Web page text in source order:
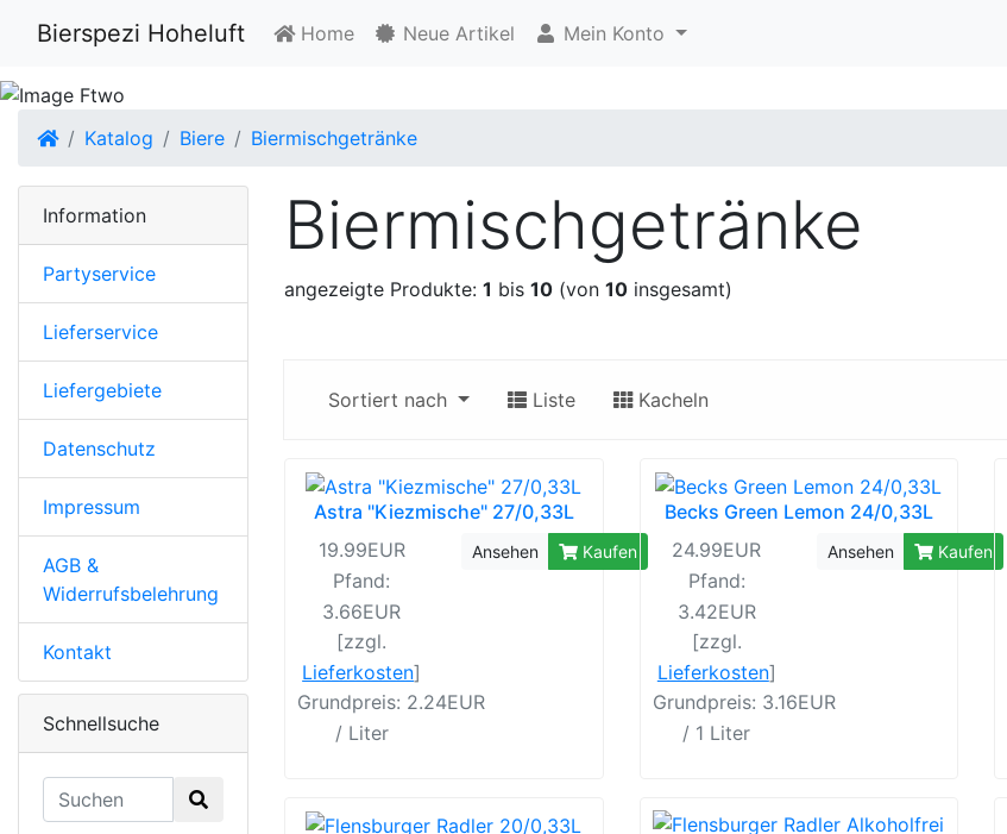
Bierspezi Hoheluft Home Neue Artikel Mein Konto
Startseite
Katalog Biere Biermischgetränke
Biermischgetränke
angezeigte Produkte: 1 bis 10 (von 10 insgesamt)
Sortiert nach Liste Kacheln
Astra "Kiezmische" 27/0,33L
19.99EUR
Pfand:
3.66EUR
[zzgl.
Lieferkosten]
Grundpreis: 2.24EUR
/ Liter
Ansehen Kaufen
Becks Green Lemon 24/0,33L
24.99EUR
Pfand:
3.42EUR
[zzgl.
Lieferkosten]
Grundpreis: 3.16EUR
/ 1 Liter
Ansehen Kaufen
Information
Partyservice
Lieferservice
Liefergebiete
Datenschutz
Impressum
AGB &
Widerrufsbelehrung
Kontakt
Schnellsuche